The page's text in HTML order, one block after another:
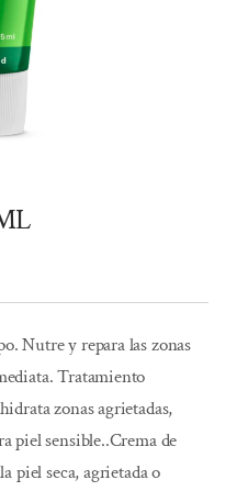
Nutre y repara las zonas
Tratamiento
zonas agrietadas,
piel sensible..Crema de
piel seca, agrietada o